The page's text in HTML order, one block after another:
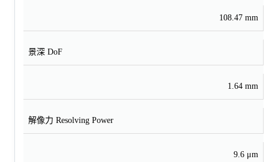
108.47 mm
景深 DoF
1.64 mm
解像力 Resolving Power
9.6 μm